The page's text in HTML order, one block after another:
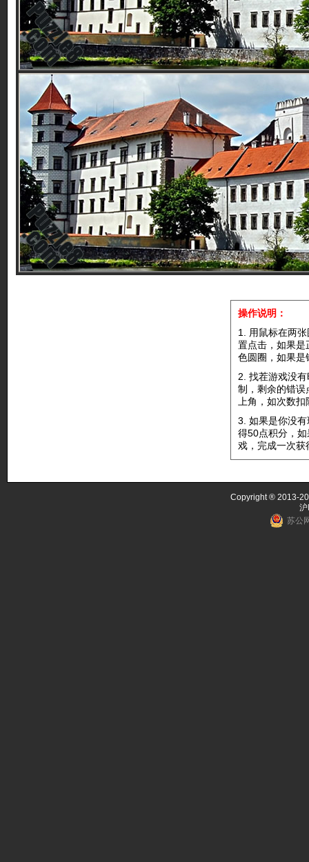
操作说明：
1. 用鼠标在两
置点击，如果是
色圆圈，如果是
2. 找茬游戏没
制，剩余的错误
上角，如次数
3. 如果是你没
得50点积分，
戏，完成一次获
Copyright ® 2013-
苏公